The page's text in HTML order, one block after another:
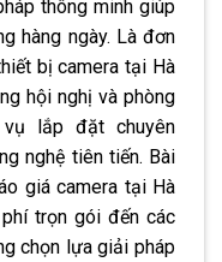
thông minh giúp
hàng ngày. Là đơn
bị camera tại Hà
hội nghị và phòng
vụ lắp đặt chuyên
nghệ tiên tiến. Bài
giá camera tại Hà
trọn gói đến các
chọn lựa giải pháp